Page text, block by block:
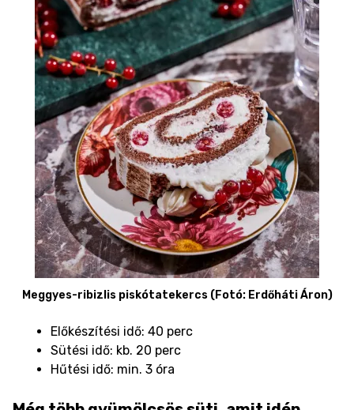
Meggyes-ribizlis piskótatekercs (Fotó: Erdőháti Áron)
Előkészítési idő: 40 perc
Sütési idő: kb. 20 perc
Hűtési idő: min. 3 óra